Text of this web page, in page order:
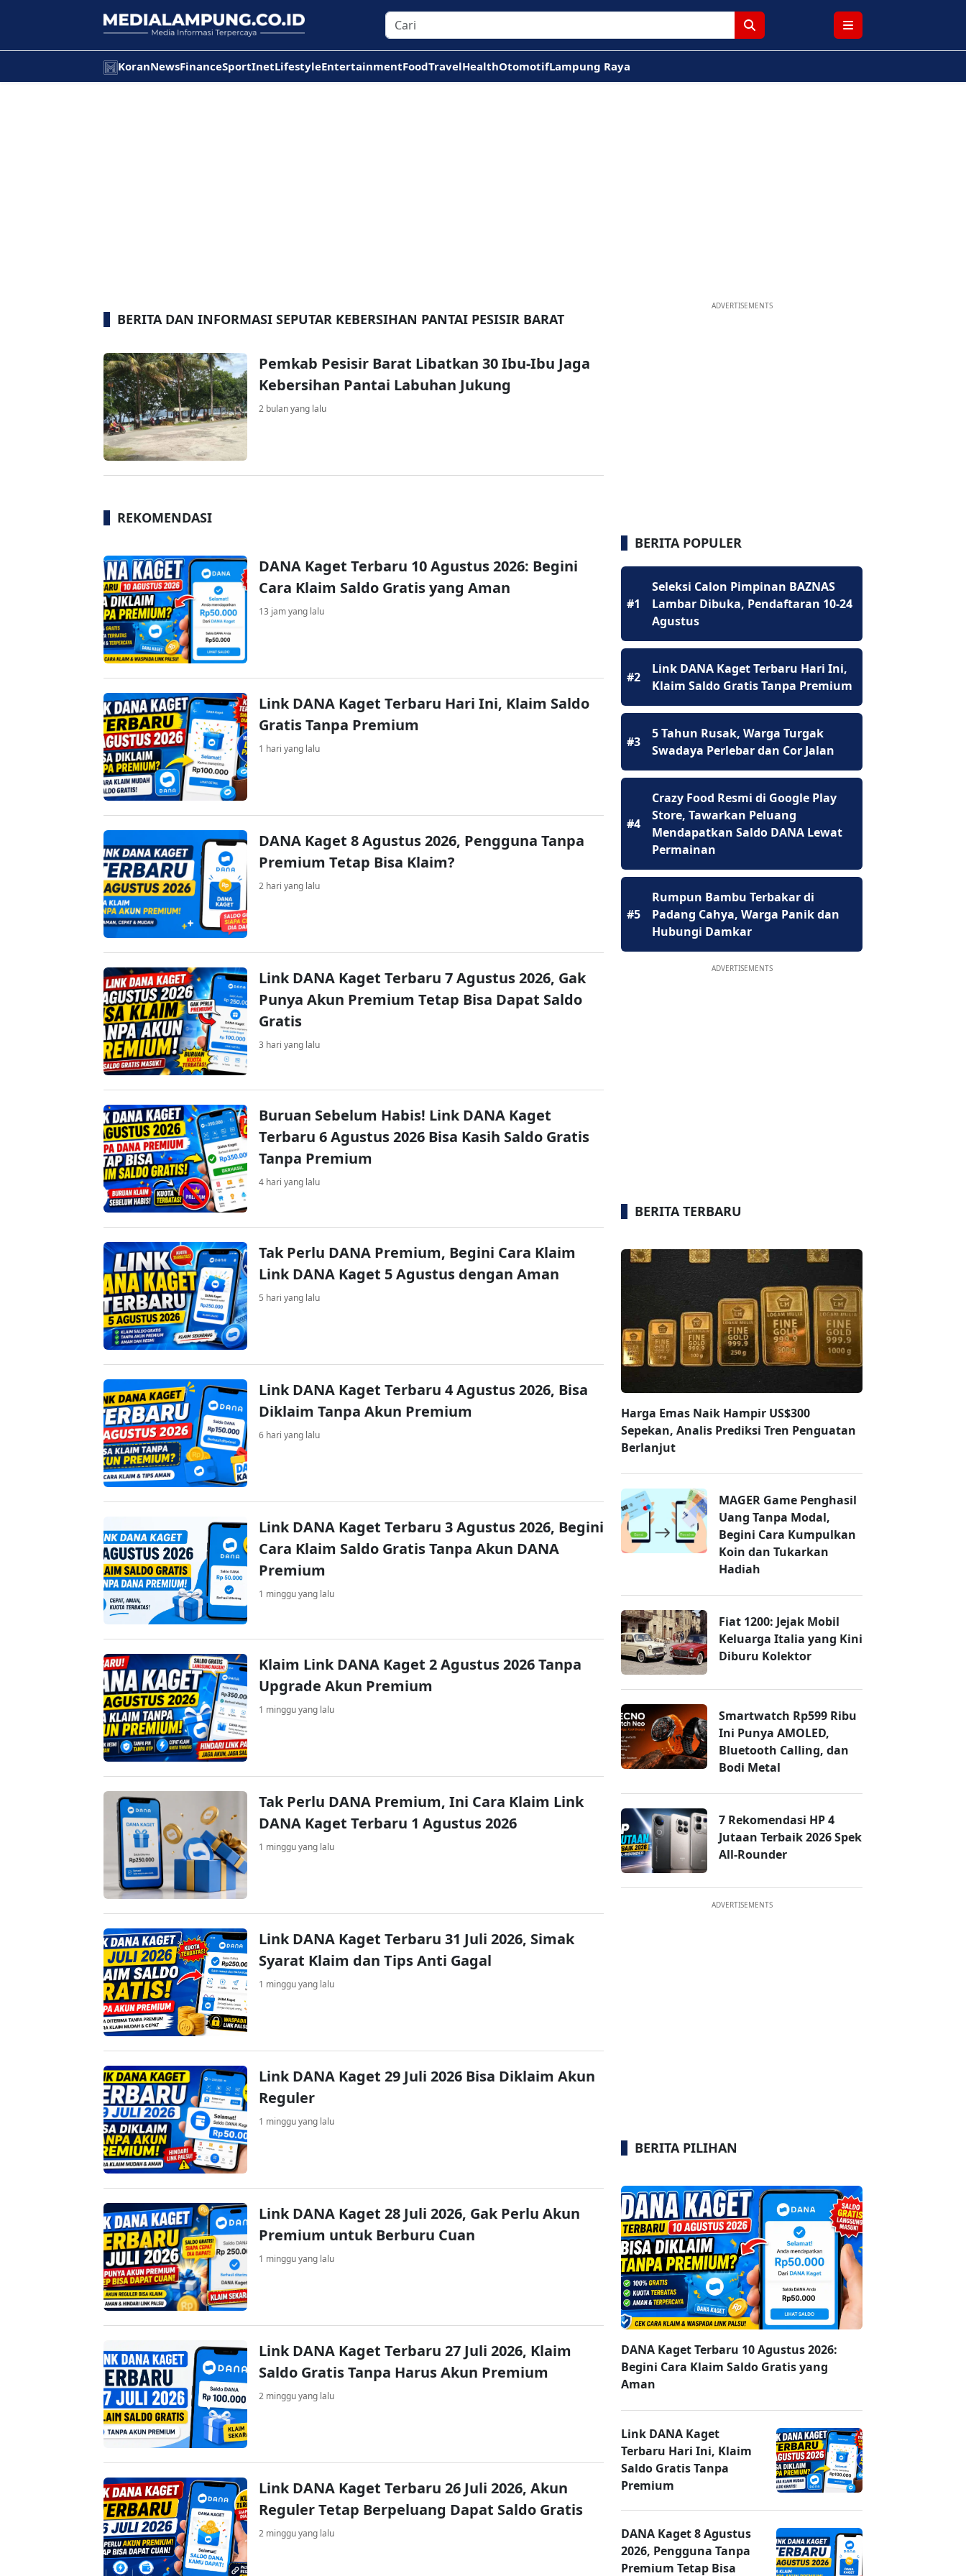
KoranNewsFinanceSportInetLifestyleEntertainmentFoodTravelHealthOtomotifLampung Raya
BERITA DAN INFORMASI SEPUTAR KEBERSIHAN PANTAI PESISIR BARAT
Pemkab Pesisir Barat Libatkan 30 Ibu-Ibu Jaga
Kebersihan Pantai Labuhan Jukung
2 bulan yang lalu
REKOMENDASI
DANA Kaget Terbaru 10 Agustus 2026: Begini
Cara Klaim Saldo Gratis yang Aman
13 jam yang lalu
Link DANA Kaget Terbaru Hari Ini, Klaim Saldo
Gratis Tanpa Premium
1 hari yang lalu
DANA Kaget 8 Agustus 2026, Pengguna Tanpa
Premium Tetap Bisa Klaim?
2 hari yang lalu
Link DANA Kaget Terbaru 7 Agustus 2026, Gak
Punya Akun Premium Tetap Bisa Dapat Saldo
Gratis
3 hari yang lalu
Buruan Sebelum Habis! Link DANA Kaget
Terbaru 6 Agustus 2026 Bisa Kasih Saldo Gratis
Tanpa Premium
4 hari yang lalu
Tak Perlu DANA Premium, Begini Cara Klaim
Link DANA Kaget 5 Agustus dengan Aman
5 hari yang lalu
Link DANA Kaget Terbaru 4 Agustus 2026, Bisa
Diklaim Tanpa Akun Premium
6 hari yang lalu
Link DANA Kaget Terbaru 3 Agustus 2026, Begini
Cara Klaim Saldo Gratis Tanpa Akun DANA
Premium
1 minggu yang lalu
Klaim Link DANA Kaget 2 Agustus 2026 Tanpa
Upgrade Akun Premium
1 minggu yang lalu
Tak Perlu DANA Premium, Ini Cara Klaim Link
DANA Kaget Terbaru 1 Agustus 2026
1 minggu yang lalu
Link DANA Kaget Terbaru 31 Juli 2026, Simak
Syarat Klaim dan Tips Anti Gagal
1 minggu yang lalu
Link DANA Kaget 29 Juli 2026 Bisa Diklaim Akun
Reguler
1 minggu yang lalu
Link DANA Kaget 28 Juli 2026, Gak Perlu Akun
Premium untuk Berburu Cuan
1 minggu yang lalu
Link DANA Kaget Terbaru 27 Juli 2026, Klaim
Saldo Gratis Tanpa Harus Akun Premium
2 minggu yang lalu
Link DANA Kaget Terbaru 26 Juli 2026, Akun
Reguler Tetap Berpeluang Dapat Saldo Gratis
2 minggu yang lalu
ADVERTISEMENTS
BERITA POPULER
#1
Seleksi Calon Pimpinan BAZNAS
Lambar Dibuka, Pendaftaran 10-24
Agustus
#2
Link DANA Kaget Terbaru Hari Ini,
Klaim Saldo Gratis Tanpa Premium
#3
5 Tahun Rusak, Warga Turgak
Swadaya Perlebar dan Cor Jalan
#4
Crazy Food Resmi di Google Play
Store, Tawarkan Peluang
Mendapatkan Saldo DANA Lewat
Permainan
#5
Rumpun Bambu Terbakar di
Padang Cahya, Warga Panik dan
Hubungi Damkar
ADVERTISEMENTS
BERITA TERBARU
Harga Emas Naik Hampir US$300
Sepekan, Analis Prediksi Tren Penguatan
Berlanjut
MAGER Game Penghasil
Uang Tanpa Modal,
Begini Cara Kumpulkan
Koin dan Tukarkan
Hadiah
Fiat 1200: Jejak Mobil
Keluarga Italia yang Kini
Diburu Kolektor
Smartwatch Rp599 Ribu
Ini Punya AMOLED,
Bluetooth Calling, dan
Bodi Metal
7 Rekomendasi HP 4
Jutaan Terbaik 2026 Spek
All-Rounder
ADVERTISEMENTS
BERITA PILIHAN
DANA Kaget Terbaru 10 Agustus 2026:
Begini Cara Klaim Saldo Gratis yang
Aman
Link DANA Kaget
Terbaru Hari Ini, Klaim
Saldo Gratis Tanpa
Premium
DANA Kaget 8 Agustus
2026, Pengguna Tanpa
Premium Tetap Bisa